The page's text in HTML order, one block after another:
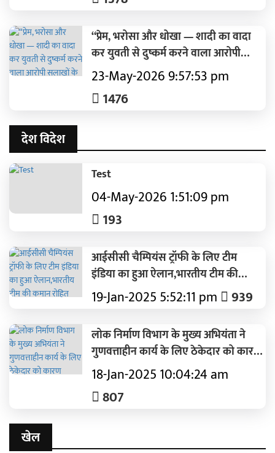
“प्रेम, भरोसा और धोखा — शादी का वादा
कर युवती से दुष्कर्म करने वाला आरोपी
सलाखों के पीछे”
23-May-2026 9:57:53 pm
1476
देश विदेश
Test
04-May-2026 1:51:09 pm
193
आईसीसी चैम्पियंस ट्रॉफी के लिए टीम
इंडिया का हुआ ऐलान,भारतीय टीम की
कमान रोहित शर्मा के हाथों में
19-Jan-2025 5:52:11 pm 939
लोक निर्माण विभाग के मुख्य अभियंता ने
गुणवत्ताहीन कार्य के लिए ठेकेदार को कारण
बताओ नोटिस किया जारी
18-Jan-2025 10:04:24 am
807
खेल